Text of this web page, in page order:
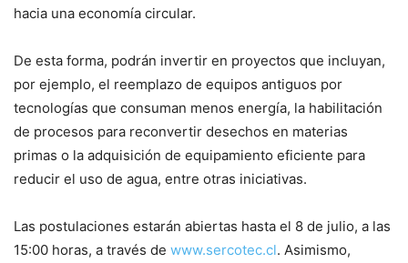
hacia una economía circular.
De esta forma, podrán invertir en proyectos que incluyan,
por ejemplo, el reemplazo de equipos antiguos por
tecnologías que consuman menos energía, la habilitación
de procesos para reconvertir desechos en materias
primas o la adquisición de equipamiento eficiente para
reducir el uso de agua, entre otras iniciativas.
Las postulaciones estarán abiertas hasta el 8 de julio, a las
15:00 horas, a través de www.sercotec.cl. Asimismo,